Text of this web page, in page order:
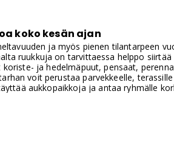
koko kesän ajan
ja myös pienen tilantarpeen
ruukkuja on tarvittaessa helppo siirtää
ja hedelmäpuut, pensaat,
voit perustaa parvekkeelle,
aukkopaikkoja ja antaa ryhmälle